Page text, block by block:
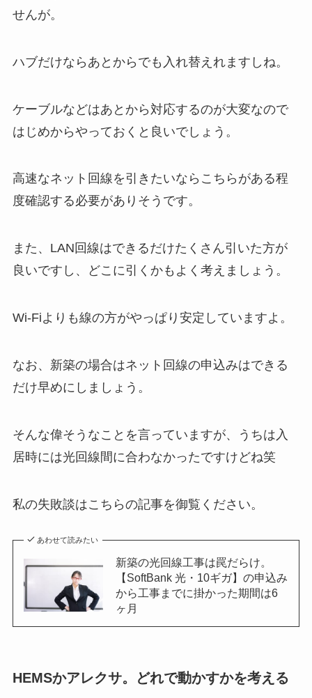
せんが。
ハブだけならあとからでも入れ替えれますしね。
ケーブルなどはあとから対応するのが大変なので
はじめからやっておくと良いでしょう。
高速なネット回線を引きたいならこちらがある程
度確認する必要がありそうです。
また、LAN回線はできるだけたくさん引いた方が
良いですし、どこに引くかもよく考えましょう。
Wi-Fiよりも線の方がやっぱり安定していますよ。
なお、新築の場合はネット回線の申込みはできる
だけ早めにしましょう。
そんな偉そうなことを言っていますが、うちは入
居時には光回線間に合わなかったですけどね笑
私の失敗談はこちらの記事を御覧ください。
あわせて読みたい
新築の光回線工事は罠だらけ。
【SoftBank 光・10ギガ】の申込み
から工事までに掛かった期間は6
ヶ月
HEMSかアレクサ。どれで動かすかを考える